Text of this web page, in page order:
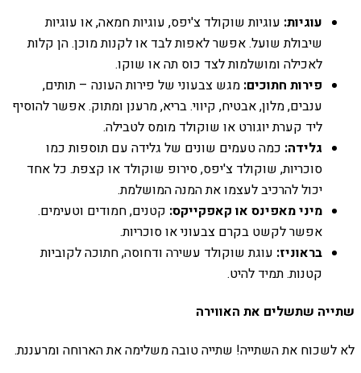
עוגיות: עוגיות שוקולד צ'יפס, עוגיות חמאה, או עוגיות
שיבולת שועל. אפשר לאפות לבד או לקנות מוכן. הן קלות
לאכילה ומושלמות לצד כוס תה או שוקו.
פירות חתוכים: מגש צבעוני של פירות העונה – תותים,
ענבים, מלון, אבטיח, קיווי. בריא, מרענן ומתוק. אפשר להוסיף
ליד קערת יוגורט או שוקולד מומס לטבילה.
גלידה: כמה טעמים שונים של גלידה עם תוספות כמו
סוכריות, שוקולד צ'יפס, סירופ שוקולד או קצפת. כל אחד
יכול להרכיב לעצמו את המנה המושלמת.
מיני מאפינס או קאפקייקס: קטנים, חמודים וטעימים.
אפשר לקשט בקרם צבעוני או סוכריות.
בראוניז: עוגת שוקולד עשירה ודחוסה, חתוכה לקוביות
קטנות. תמיד להיט.
שתייה שתשלים את האווירה
לא לשכוח את השתייה! שתייה טובה משלימה את הארוחה ומרעננת.